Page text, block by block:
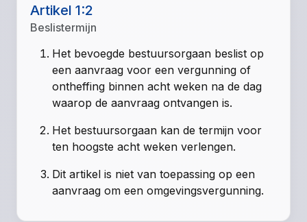
Artikel 1:2
Beslistermijn
Het bevoegde bestuursorgaan beslist op
een aanvraag voor een vergunning of
ontheffing binnen acht weken na de dag
waarop de aanvraag ontvangen is.
Het bestuursorgaan kan de termijn voor
ten hoogste acht weken verlengen.
Dit artikel is niet van toepassing op een
aanvraag om een omgevingsvergunning.